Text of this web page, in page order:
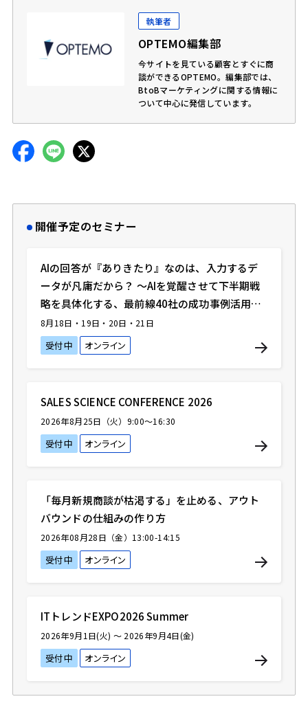
執筆者
OPTEMO編集部
今サイトを見ている顧客とすぐに商
談ができるOPTEMO。編集部では、
BtoBマーケティングに関する情報に
ついて中心に発信しています。
開催予定のセミナー
AIの回答が『ありきたり』なのは、入力するデ
ータが凡庸だから？ 〜AIを覚醒させて下半期戦
略を具体化する、最前線40社の成功事例活用
術〜
8月18日・19日・20日・21日
受付中 オンライン
SALES SCIENCE CONFERENCE 2026
2026年8月25日（火）9:00〜16:30
受付中 オンライン
「毎月新規商談が枯渇する」を止める、アウト
バウンドの仕組みの作り方
2026年08月28日（金）13:00-14:15
受付中 オンライン
ITトレンドEXPO2026 Summer
2026年9月1日(火) ～ 2026年9月4日(金)
受付中 オンライン